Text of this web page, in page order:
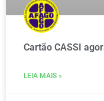
Cartão CASSI
LEIA MAIS »